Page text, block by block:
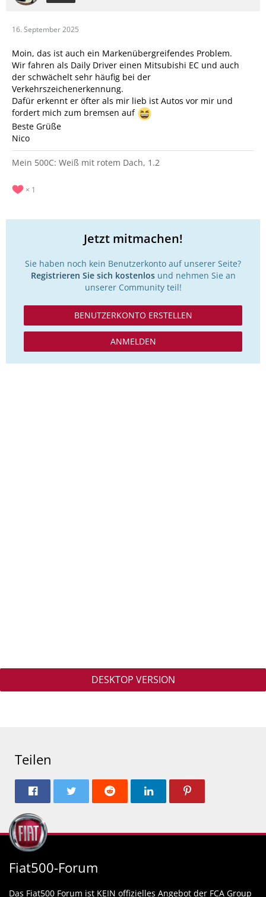
16. September 2025
Moin, das ist auch ein Markenübergreifendes Problem.
Wir fahren als Daily Driver einen Mitsubishi EC und auch
der schwächelt sehr häufig bei der
Verkehrszeichenerkennung.
Dafür erkennt er öfter als mir lieb ist Autos vor mir und
fordert mich zum bremsen auf
Beste Grüße
Nico
Mein 500C: Weiß mit rotem Dach, 1.2
1
Jetzt mitmachen!
Sie haben noch kein Benutzerkonto auf unserer Seite?
Registrieren Sie sich kostenlosund nehmen Sie an
unserer Community teil!
BENUTZERKONTO ERSTELLEN
ANMELDEN
DESKTOP VERSION
Teilen
Fiat500-Forum
Das Fiat500 Forum ist KEIN offizielles Angebot der FCA Group